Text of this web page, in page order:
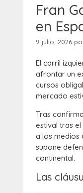
Fran
en
9 julio, 2026
El carril
afrontar un
cursos
mercado
Tras
estival tras
a los medios
supone
continental.
Las